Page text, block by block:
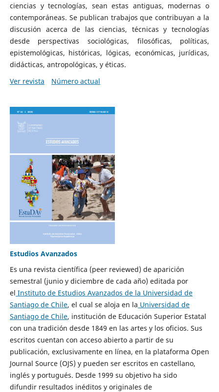
ciencias y tecnologías, sean estas antiguas, modernas o
contemporáneas. Se publican trabajos que contribuyan a la
discusión acerca de las ciencias, técnicas y tecnologías
desde perspectivas sociológicas, filosóficas, políticas,
epistemológicas, históricas, lógicas, económicas, jurídicas,
didácticas, antropológicas, y éticas.
Ver revista
Número actual
Estudios Avanzados
Es una revista científica (peer reviewed) de aparición
semestral (junio y diciembre de cada año) editada por
el Instituto de Estudios Avanzados de la Universidad de
Santiago de Chile, el cual se aloja en la Universidad de
Santiago de Chile, institución de Educación Superior Estatal
con una tradición desde 1849 en las artes y los oficios. Sus
escritos cuentan con acceso abierto a partir de su
publicación, exclusivamente en línea, en la plataforma Open
Journal Source (OJS) y pueden ser escritos en castellano,
inglés y portugués. Desde 1999 su objetivo ha sido
difundir resultados inéditos y originales de